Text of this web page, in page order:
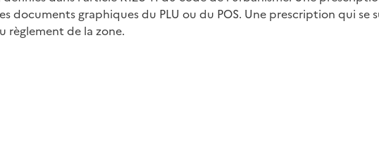
documents graphiques du PLU ou du POS. Une prescription qui
règlement de la zone.